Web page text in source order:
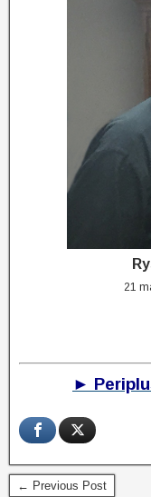
21
►
← Previous Post